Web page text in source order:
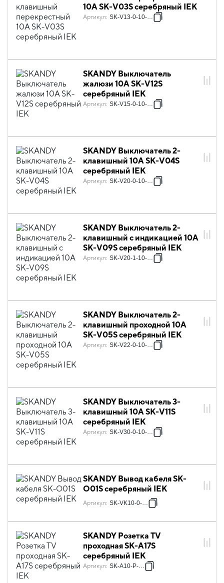
10А SK-V03S серебряный IEK
Артикул: SK-V13-0-10-K23
SKANDY Выключатель
жалюзи 10А SK-V12S
серебряный IEK
Артикул: SK-V15-0-10-K23
SKANDY Выключатель 2-
клавишный 10А SK-V04S
серебряный IEK
Артикул: SK-V20-0-10-K23
SKANDY Выключатель 2-
клавишный с индикацией 10А
SK-V09S серебряный IEK
Артикул: SK-V20-1-10-K23
SKANDY Выключатель 2-
клавишный проходной 10А
SK-V05S серебряный IEK
Артикул: SK-V22-0-10-K23
SKANDY Выключатель 3-
клавишный 10А SK-V11S
серебряный IEK
Артикул: SK-V30-0-10-K23
SKANDY Вывод кабеля SK-
O01S серебряный IEK
Артикул: SK-VK10-0-K23
SKANDY Розетка TV
проходная SK-A17S
серебряный IEK
Артикул: SK-A10-P-K23